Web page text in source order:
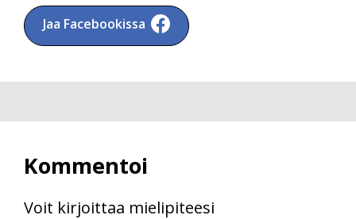
Jaa Facebookissa
Kommentoi
Voit kirjoittaa mielipiteesi